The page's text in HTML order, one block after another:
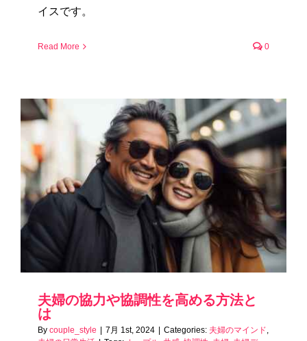
イスです。
Read More 0
夫婦の協力や協調性を高める方法と
は
By couple_style | 7月 1st, 2024 | Categories: 夫婦のマインド,